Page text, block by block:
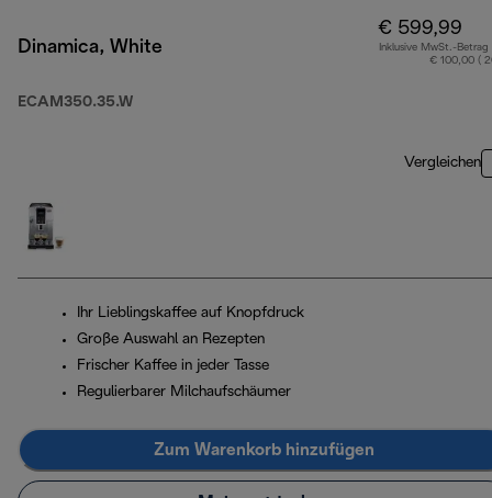
Dinamica, White
ECAM350.35.W
€ 599,99
Inklusive MwSt.-Betrag
€ 100,00 (
Vergleichen
Ihr Lieblingskaffee auf Knopfdruck
Große Auswahl an Rezepten
Frischer Kaffee in jeder Tasse
Regulierbarer Milchaufschäumer
Zum Warenkorb hinzufügen